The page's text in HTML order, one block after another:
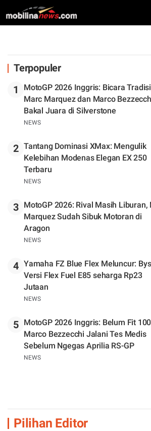
Silverstone. Seri Selanjutnya Belum
Terpopuler
1
MotoGP 2026 Inggris: Bicara
Marc Marquez dan Marco
Bakal Juara di Silverstone
NEWS
2 Tantang Dominasi XMax: Mengulik
Kelebihan Modenas Elegan EX 250
Terbaru
NEWS
3
MotoGP 2026: Rival Masih Liburan,
Marquez Sudah Sibuk Motoran di
Aragon
NEWS
4 Yamaha FZ Blue Flex Meluncur:
Versi Flex Fuel E85 seharga Rp23
Jutaan
NEWS
5
MotoGP 2026 Inggris: Belum Fit
Marco Bezzecchi Jalani Tes Medis
Sebelum Ngegas Aprilia RS-GP
NEWS
Pilihan Editor